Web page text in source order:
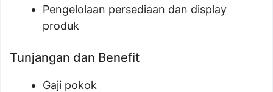
Pengelolaan persediaan dan display
produk
Tunjangan dan Benefit
Gaji pokok